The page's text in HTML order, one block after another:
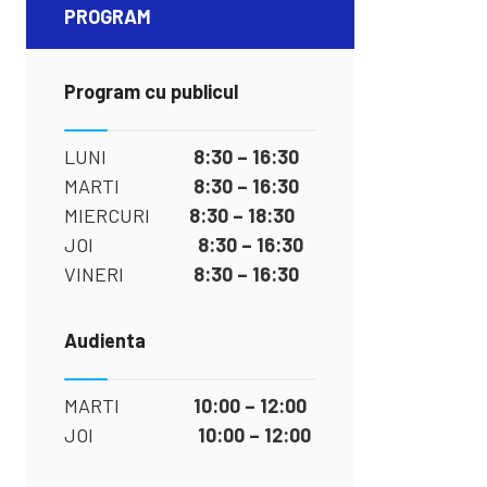
PROGRAM
Program cu publicul
LUNI 8:30 – 16:30
MARTI 8:30 – 16:30
MIERCURI 8:30 – 18:30
JOI 8:30 – 16:30
VINERI 8:30 – 16:30
Audienta
MARTI 10:00 – 12:00
JOI 10:00 – 12:00